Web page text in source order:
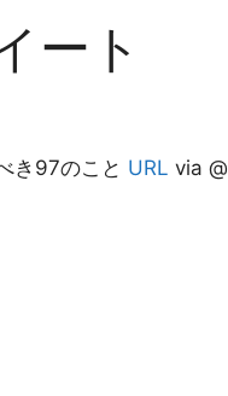
ート
き97のこと URL via @